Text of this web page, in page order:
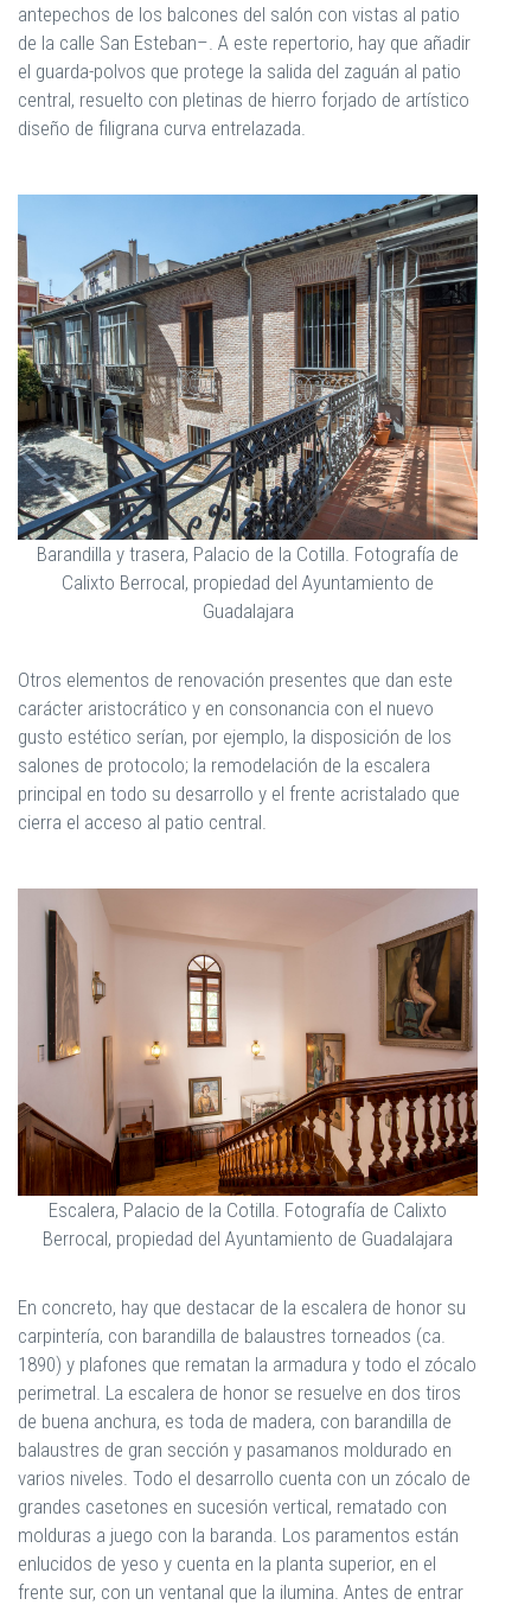
antepechos de los balcones del salón con vistas al patio
de la calle San Esteban–. A este repertorio, hay que añadir
el guarda-polvos que protege la salida del zaguán al patio
central, resuelto con pletinas de hierro forjado de artístico
diseño de filigrana curva entrelazada.
Barandilla y trasera, Palacio de la Cotilla. Fotografía de
Calixto Berrocal, propiedad del Ayuntamiento de
Guadalajara
Otros elementos de renovación presentes que dan este
carácter aristocrático y en consonancia con el nuevo
gusto estético serían, por ejemplo, la disposición de los
salones de protocolo; la remodelación de la escalera
principal en todo su desarrollo y el frente acristalado que
cierra el acceso al patio central.
Escalera, Palacio de la Cotilla. Fotografía de Calixto
Berrocal, propiedad del Ayuntamiento de Guadalajara
En concreto, hay que destacar de la escalera de honor su
carpintería, con barandilla de balaustres torneados (ca.
1890) y plafones que rematan la armadura y todo el zócalo
perimetral. La escalera de honor se resuelve en dos tiros
de buena anchura, es toda de madera, con barandilla de
balaustres de gran sección y pasamanos moldurado en
varios niveles. Todo el desarrollo cuenta con un zócalo de
grandes casetones en sucesión vertical, rematado con
molduras a juego con la baranda. Los paramentos están
enlucidos de yeso y cuenta en la planta superior, en el
frente sur, con un ventanal que la ilumina. Antes de entrar